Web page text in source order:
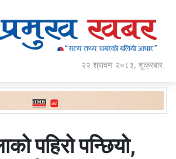
२२ श्रावण २०८३, शुक्रबार
पहिरो पन्छियो,